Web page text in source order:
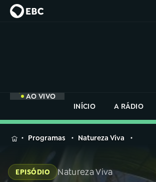
AO VIVO
INÍCIO
A RÁDIO
MENU
na
Rádio
Programas Natureza Viva
EPISÓDIO Natureza Viva